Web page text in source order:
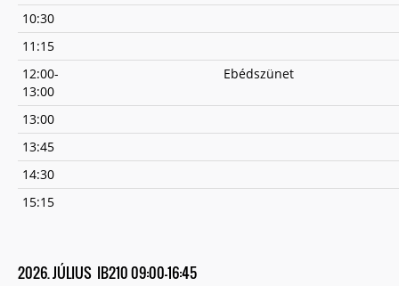
10:30
11:15
12:00-
13:00
Ebédszünet
13:00
13:45
14:30
15:15
2026. JÚLIUS IB210 09:00-16:45